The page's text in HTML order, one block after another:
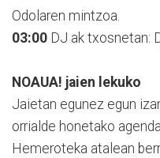
Odolaren mintzoa.
03:00 DJ ak txosnetan:
NOAUA! jaien lekuko
Jaietan egunez egun
orrialde honetako
Hemeroteka atalean